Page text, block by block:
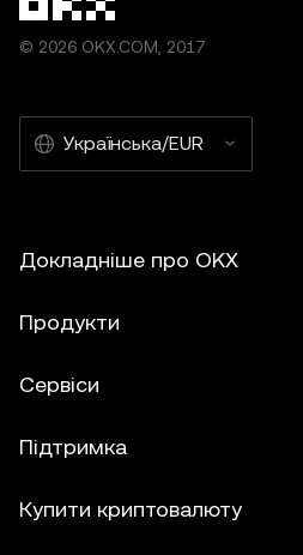
© 2026 OKX.COM, 2017
Українська/EUR
Докладніше про OKX
Продукти
Сервіси
Підтримка
Купити криптовалюту